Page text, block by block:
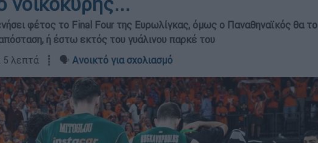
φέτος το Final Four της Ευρωλίγκας, όμως ο Παναθηναϊκός θα το
ή έστω εκτός του γυάλινου παρκέ του
5 λεπτά ┋ 🗣️ Ανοικτό για σχολιασμό